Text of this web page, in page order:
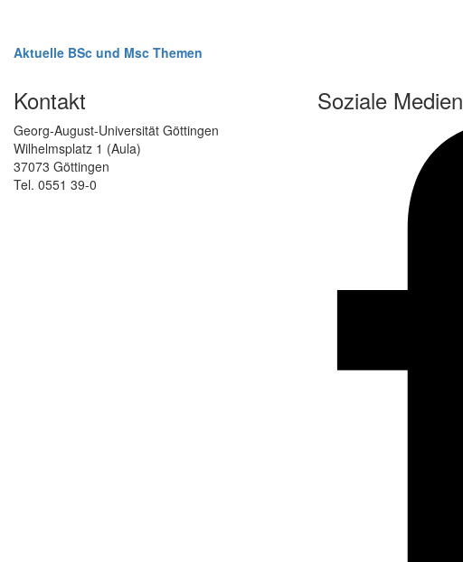
Aktuelle BSc und Msc Themen
Kontakt
Georg-August-Universität Göttingen
Wilhelmsplatz 1 (Aula)
37073 Göttingen
Tel. 0551 39-0
Soziale Medien